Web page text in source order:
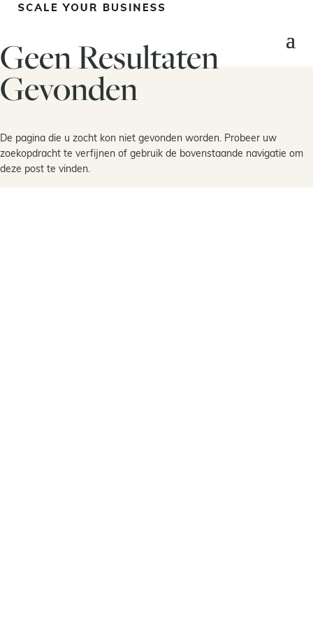
Geen Resultaten
Gevonden
De pagina die u zocht kon niet gevonden worden. Probeer uw
zoekopdracht te verfijnen of gebruik de bovenstaande navigatie om
deze post te vinden.